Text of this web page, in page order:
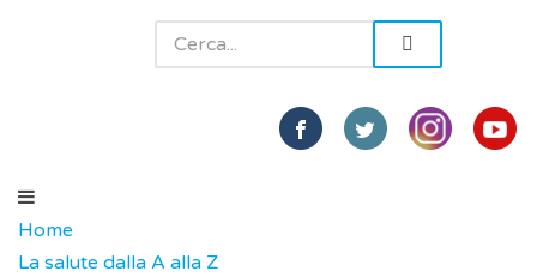
Home
La salute dalla A alla Z